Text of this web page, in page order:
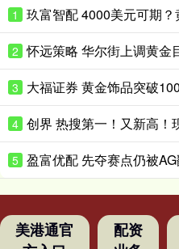
1 玖富智配 4000美元可期
2
3
4 创界 热搜第一！又新高！
5
美港通官
配资